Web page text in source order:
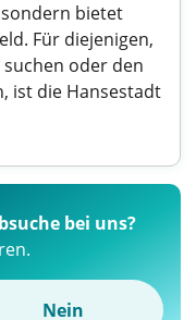
bietet
Für diejenigen,
oder den
ist die Hansestadt
bei uns?
Nein